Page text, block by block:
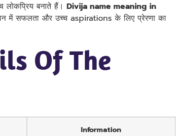
लोकप्रिय बनाते हैं। Divija name meaning in
में सफलता और उच्च aspirations के लिए प्रेरणा का
Of The
Information